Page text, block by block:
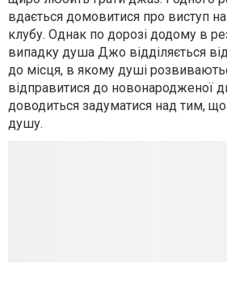
вдається домовитися про виступ
клубу. Однак по дорозі додому в
випадку душа Джо відділяється від
до місця, в якому душі
відправитися до новонародженої
доводиться задуматися над тим,
душу.